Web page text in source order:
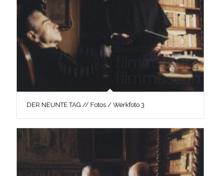
DER NEUNTE TAG // Fotos / Werkfoto 3